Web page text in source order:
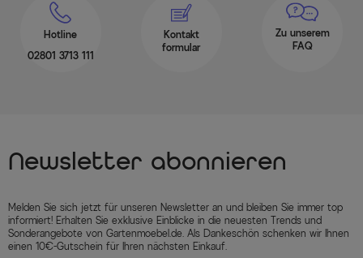
Hotline
02801 3713 111
Kontakt
formular
Zu unserem
FAQ
Newsletter abonnieren
Melden Sie sich jetzt für unseren Newsletter an und bleiben Sie immer top
informiert! Erhalten Sie exklusive Einblicke in die neuesten Trends und
Sonderangebote von Gartenmoebel.de. Als Dankeschön schenken wir Ihnen
einen 10€-Gutschein für Ihren nächsten Einkauf.